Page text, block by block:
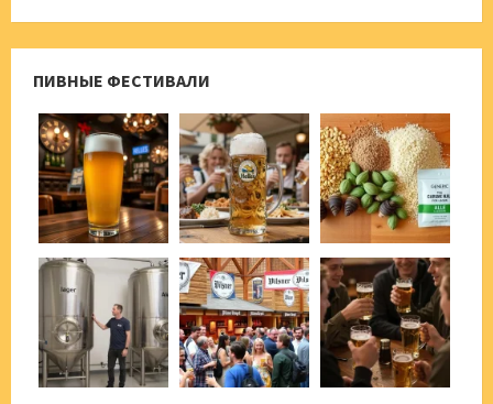
ПИВНЫЕ ФЕСТИВАЛИ